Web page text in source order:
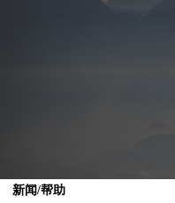
新闻/帮助